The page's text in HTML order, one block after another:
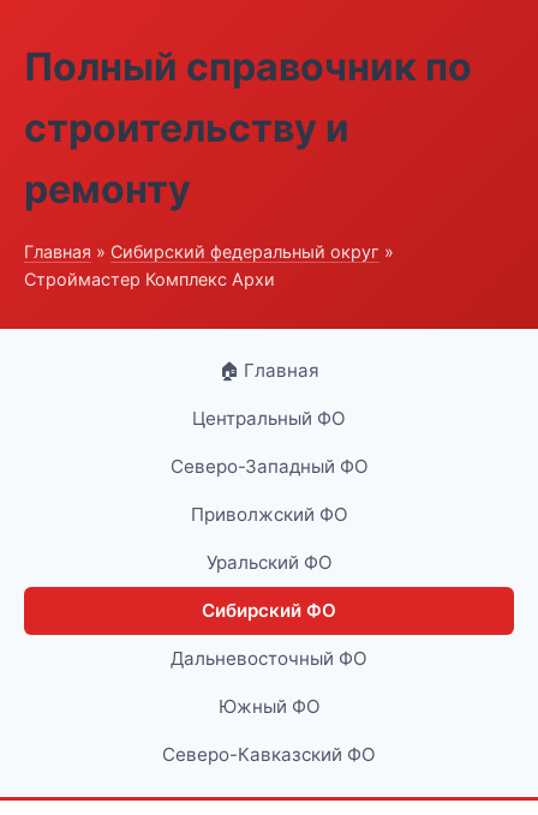
Полный справочник по
строительству и
ремонту
Главная » Сибирский федеральный округ »
Строймастер Комплекс Архи
🏠 Главная
Центральный ФО
Северо-Западный ФО
Приволжский ФО
Уральский ФО
Сибирский ФО
Дальневосточный ФО
Южный ФО
Северо-Кавказский ФО